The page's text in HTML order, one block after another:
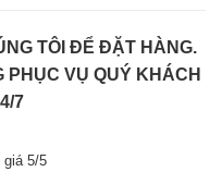
TÔI ĐỂ ĐẶT HÀNG.
PHỤC VỤ QUÝ KHÁCH
7
giá 5/5